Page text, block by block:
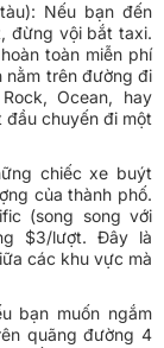
Nếu bạn đến
đừng vội bắt taxi.
toàn miễn phí
nằm trên đường đi
Ocean, hay
chuyến đi một
chiếc xe buýt
của thành phố.
(song song với
$3/lượt. Đây là
các khu vực mà
bạn muốn ngắm
quãng đường 4